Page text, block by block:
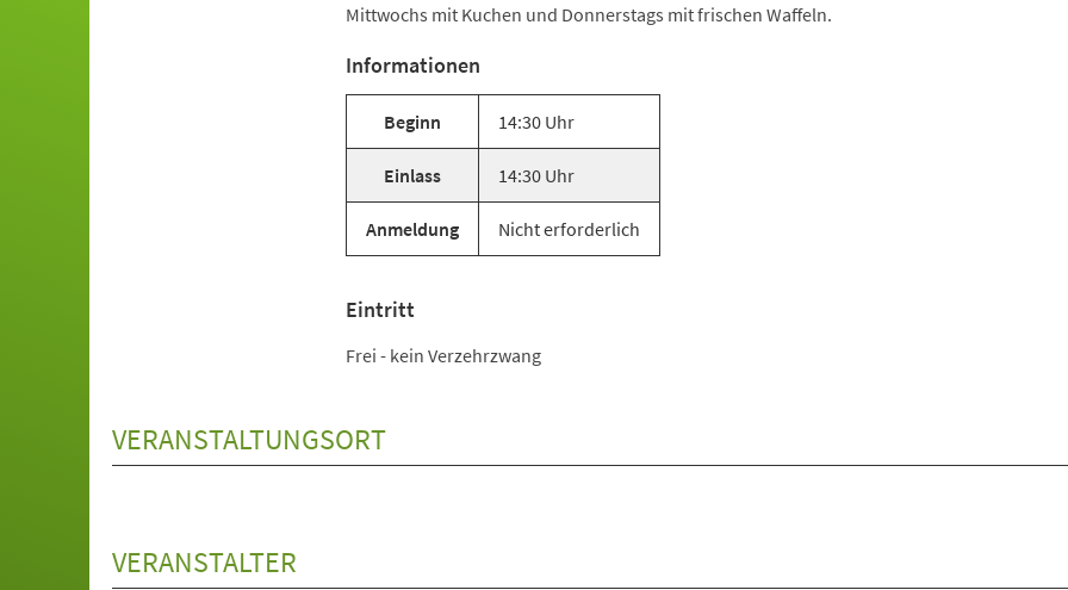
Mittwochs mit Kuchen und Donnerstags mit frischen Waffeln.
Informationen
Beginn 14:30 Uhr
Einlass 14:30 Uhr
Anmeldung Nicht erforderlich
Eintritt
Frei - kein Verzehrzwang
VERANSTALTUNGSORT
VERANSTALTER